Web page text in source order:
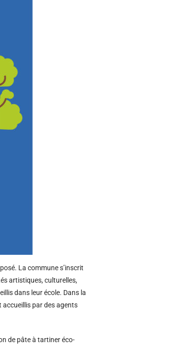
La commune s’inscrit
artistiques, culturelles,
dans leur école. Dans la
accueillis par des agents
de pâte à tartiner éco-